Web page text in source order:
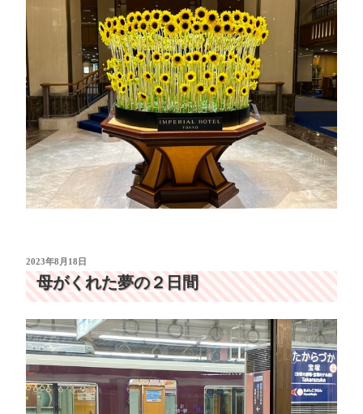
投
稿
日:
2023年8月18日
母がくれた夢の２日間